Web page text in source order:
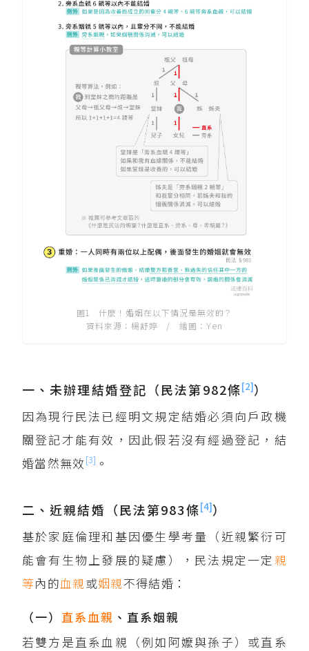
圖1 什麼！婚姻在以下情況是無效的？
資料來源：楊舒婷 / 繪圖：Yen
一、未辦理結婚登記（民法第982條[2]）
因為現行民法已經明文規定結婚必須向戶政機
關登記才能有效，因此假若沒有經過登記，結
婚當然無效 [3] 。
二、近親結婚（民法第983條[4]）
基於家庭倫理和基因優生學考量（近親繁衍可
能會有生物上發展的疑慮），民法規定一定 親
等內的血親或姻親不得結婚：
（一） 直系血親 、直系姻親
若雙方是直系血親（例如阿嬤與孫子）或直系